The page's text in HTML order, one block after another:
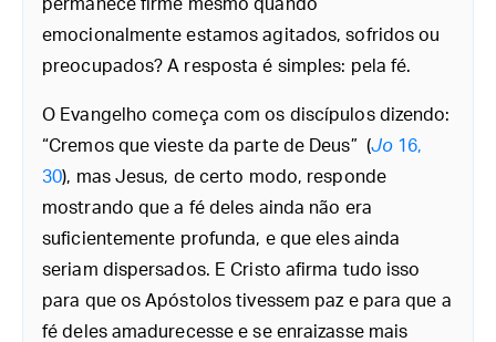
permanece firme mesmo quando
emocionalmente estamos agitados, sofridos ou
preocupados? A resposta é simples: pela fé.
O Evangelho começa com os discípulos dizendo:
“Cremos que vieste da parte de Deus” (Jo 16,
30), mas Jesus, de certo modo, responde
mostrando que a fé deles ainda não era
suficientemente profunda, e que eles ainda
seriam dispersados. E Cristo afirma tudo isso
para que os Apóstolos tivessem paz e para que a
fé deles amadurecesse e se enraizasse mais